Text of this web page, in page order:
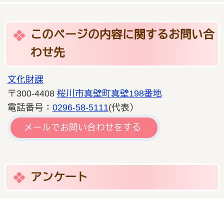
このページの内容に関するお問い合
わせ先
文化財課
〒300-4408 桜川市真壁町真壁198番地
電話番号： 0296-58-5111(代表）
メールでお問い合わせをする
アンケート